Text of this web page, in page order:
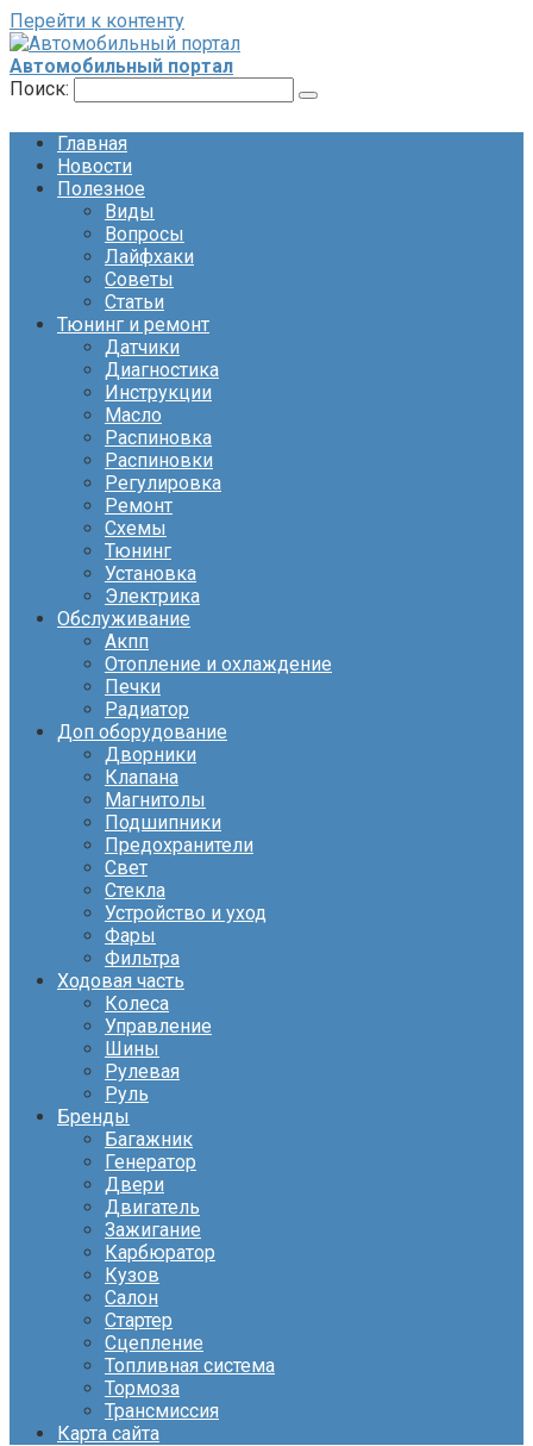
Перейти к контенту
Автомобильный портал
Поиск:
Главная
Новости
Полезное
Виды
Вопросы
Лайфхаки
Советы
Статьи
Тюнинг и ремонт
Датчики
Диагностика
Инструкции
Масло
Распиновка
Распиновки
Регулировка
Ремонт
Схемы
Тюнинг
Установка
Электрика
Обслуживание
Акпп
Отопление и охлаждение
Печки
Радиатор
Доп оборудование
Дворники
Клапана
Магнитолы
Подшипники
Предохранители
Свет
Стекла
Устройство и уход
Фары
Фильтра
Ходовая часть
Колеса
Управление
Шины
Рулевая
Руль
Бренды
Багажник
Генератор
Двери
Двигатель
Зажигание
Карбюратор
Кузов
Салон
Стартер
Сцепление
Топливная система
Тормоза
Трансмиссия
Карта сайта